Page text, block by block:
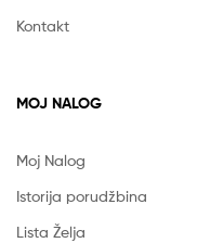
Kontakt
MOJ NALOG
Moj Nalog
Istorija porudžbina
Lista Želja